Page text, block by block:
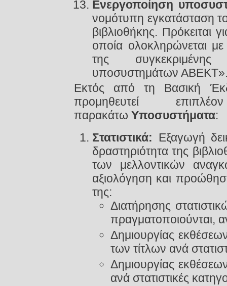
Ενεργοποίηση
νομότυπη εγκατάσταση
βιβλιοθήκης. Πρόκειται
οποία ολοκληρώνεται
της
υποσυστημάτων
Εκτός από τη Βασική
προμηθευτεί
παρακάτω Υποσυστήματα:
Στατιστικά: Εξαγωγή
δραστηριότητα της
των μελλοντικών
αξιολόγηση και
της:
Διατήρησης
πραγματοποιούνται,
Δημιουργίας
των τίτλων ανά
Δημιουργίας
ανά στατιστικές